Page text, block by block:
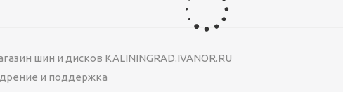
шин и дисков KALININGRAD.IVANOR.RU
и поддержка